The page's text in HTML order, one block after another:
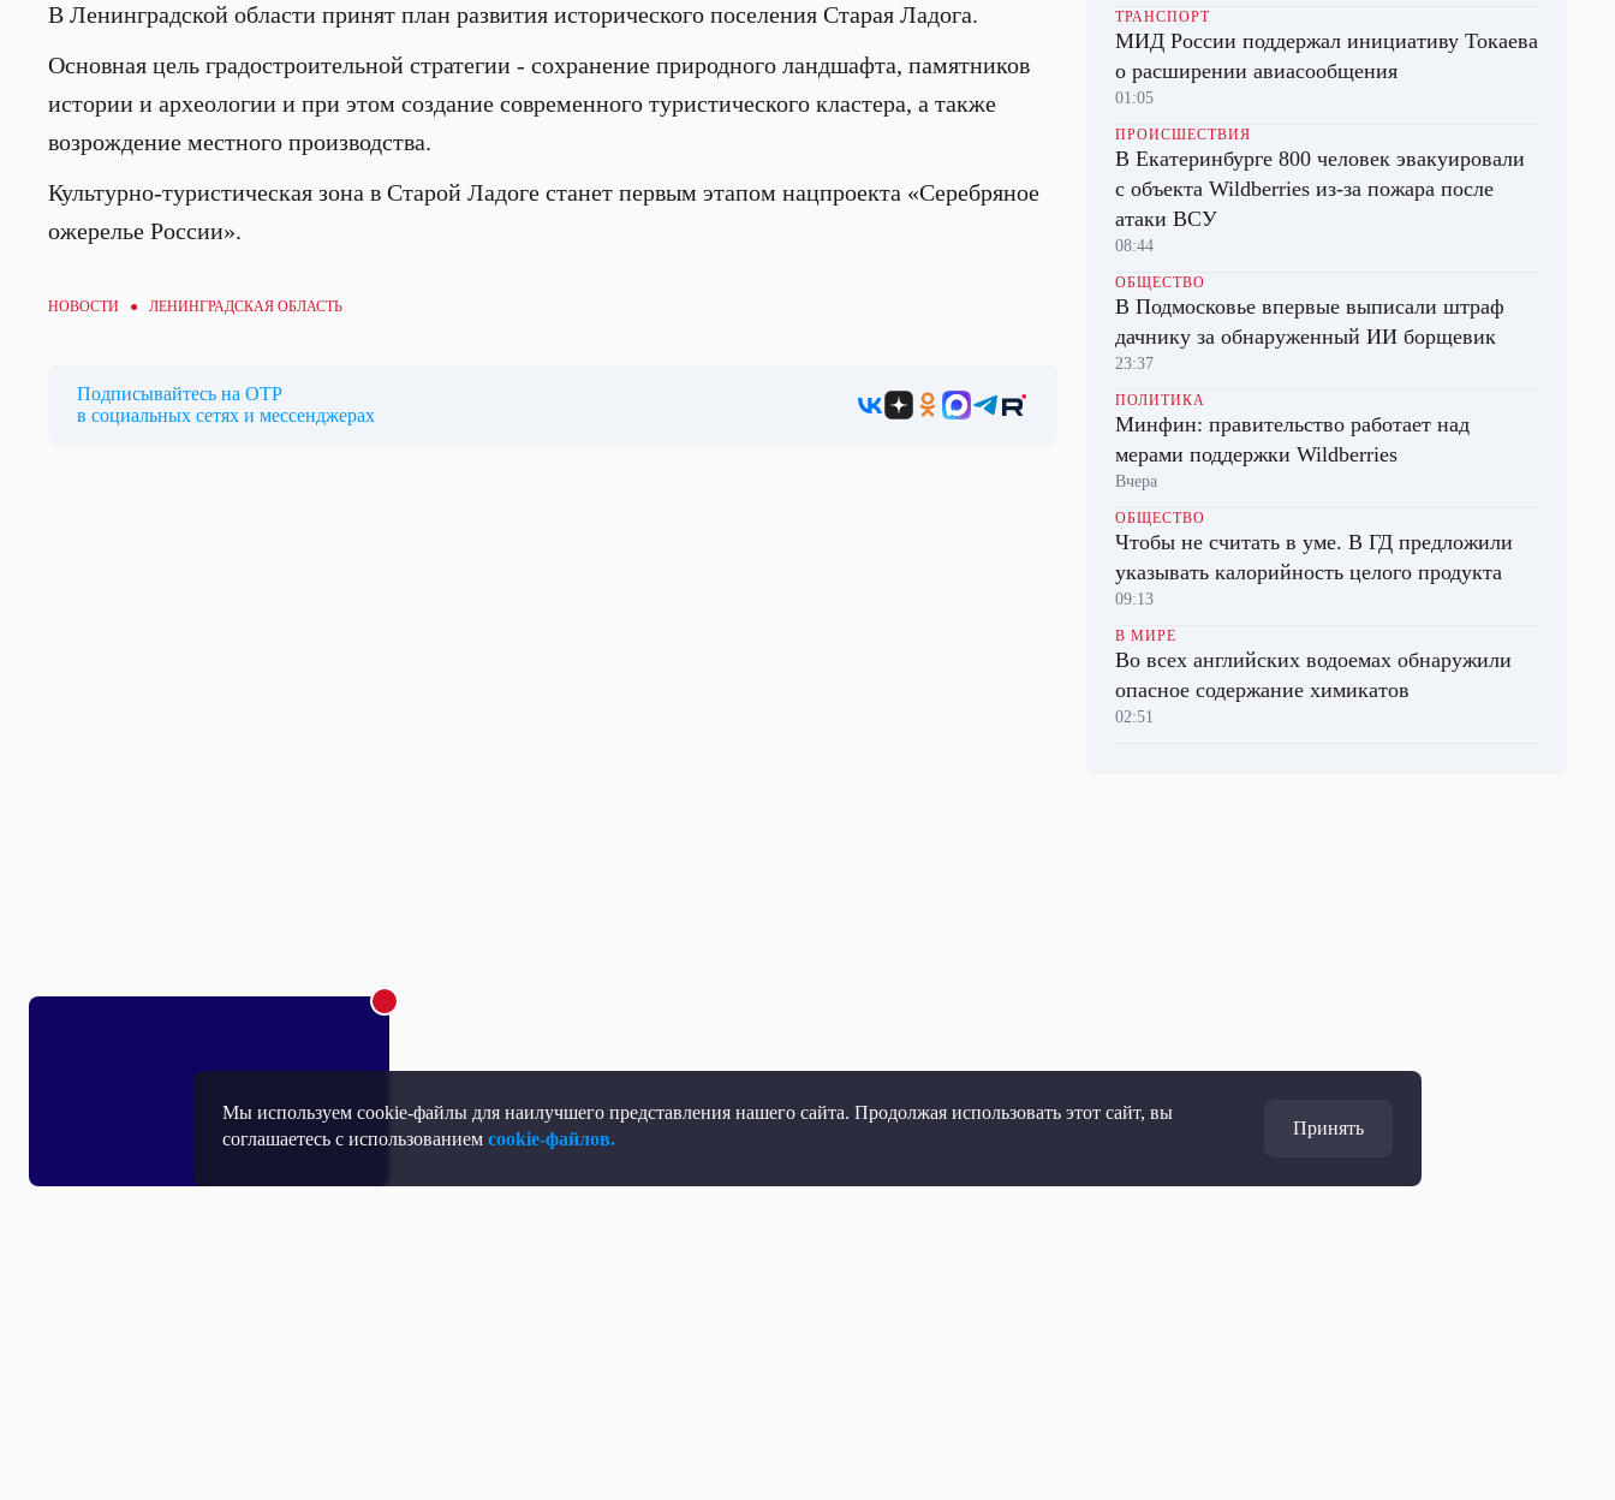
Мы используем cookie-файлы для наилучшего представления нашего сайта. Продолжая использовать этот сайт, вы
соглашаетесь с использованиемcookie-файлов.
Принять
В Ленинградской области принят план развития исторического поселения Старая Ладога.
Основная цель градостроительной стратегии - сохранение природного ландшафта, памятников
истории и археологии и при этом создание современного туристического кластера, а также
возрождение местного производства.
Культурно-туристическая зона в Старой Ладоге станет первым этапом нацпроекта «Серебряное
ожерелье России».
НОВОСТИ ● ЛЕНИНГРАДСКАЯ ОБЛАСТЬ
Подписывайтесь на ОТР
в социальных сетях и мессенджерах
ТРАНСПОРТ
МИД России поддержал инициативу Токаева
о расширении авиасообщения
01:05
ПРОИСШЕСТВИЯ
В Екатеринбурге 800 человек эвакуировали
с объекта Wildberries из-за пожара после
атаки ВСУ
08:44
ОБЩЕСТВО
В Подмосковье впервые выписали штраф
дачнику за обнаруженный ИИ борщевик
23:37
ПОЛИТИКА
Минфин: правительство работает над
мерами поддержки Wildberries
Вчера
ОБЩЕСТВО
Чтобы не считать в уме. В ГД предложили
указывать калорийность целого продукта
09:13
В МИРЕ
Во всех английских водоемах обнаружили
опасное содержание химикатов
02:51